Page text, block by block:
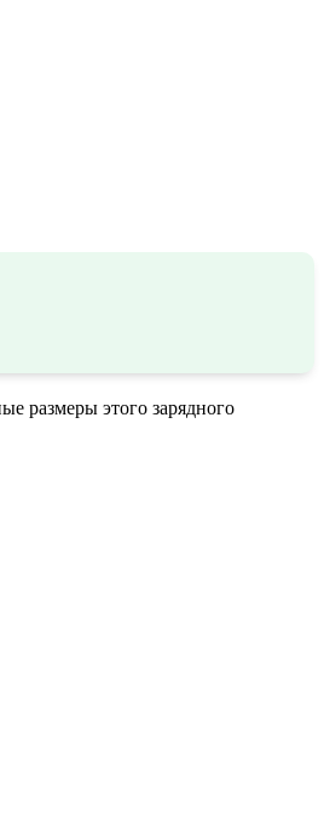
размеры этого зарядного